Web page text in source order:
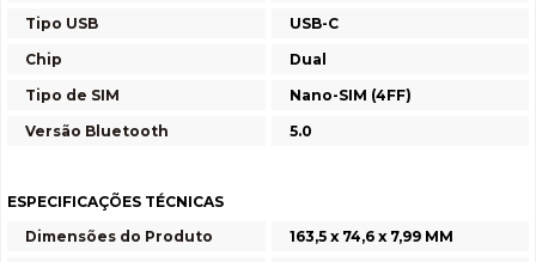
Tipo USB
USB-C
Chip
Dual
Tipo de SIM
Nano-SIM (4FF)
Versão Bluetooth
5.0
ESPECIFICAÇÕES TÉCNICAS
Dimensões do Produto
163,5 x 74,6 x 7,99 MM